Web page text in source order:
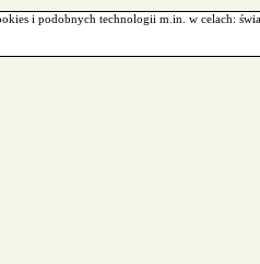
i podobnych technologii m.in. w celach: